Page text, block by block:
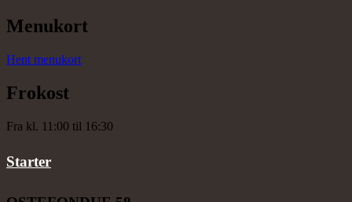
Menukort
Hent menukort
Frokost
Fra kl. 11:00 til 16:30
Starter